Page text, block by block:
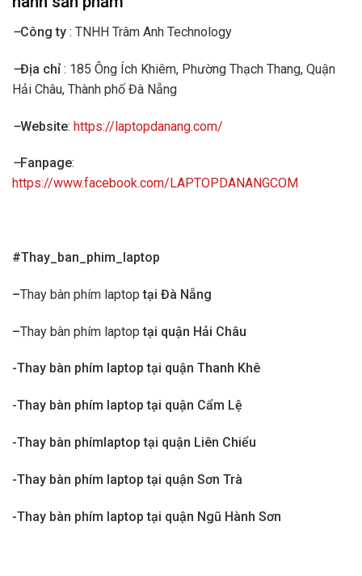
–Công ty : TNHH Trâm Anh Technology
–Địa chỉ : 185 Ông Ích Khiêm, Phường Thạch Thang, Quận
Hải Châu, Thành phố Đà Nẵng
–Website: https://laptopdanang.com/
–Fanpage:
https://www.facebook.com/LAPTOPDANANGCOM
#Thay_ban_phim_laptop
–Thay bàn phím laptoptại Đà Nẵng
–Thay bàn phím laptop tại quận Hải Châu
-Thay bàn phím laptop tại quận Thanh Khê
-Thay bàn phím laptop tại quận Cẩm Lệ
-Thay bàn phímlaptop tại quận Liên Chiểu
-Thay bàn phím laptop tại quận Sơn Trà
-Thay bàn phím laptop tại quận Ngũ Hành Sơn